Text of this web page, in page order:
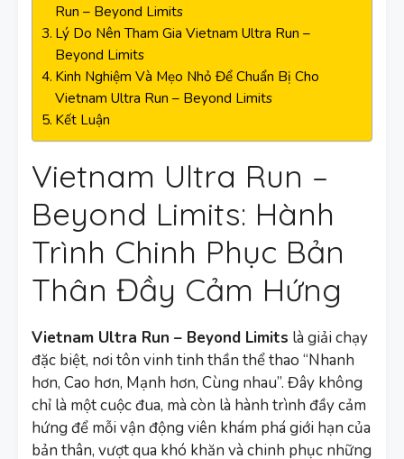
Run – Beyond Limits
Lý Do Nên Tham Gia Vietnam Ultra Run –
Beyond Limits
Kinh Nghiệm Và Mẹo Nhỏ Để Chuẩn Bị Cho
Vietnam Ultra Run – Beyond Limits
Kết Luận
Vietnam Ultra Run –
Beyond Limits: Hành
Trình Chinh Phục Bản
Thân Đầy Cảm Hứng
Vietnam Ultra Run – Beyond Limits là giải chạy
đặc biệt, nơi tôn vinh tinh thần thể thao “Nhanh
hơn, Cao hơn, Mạnh hơn, Cùng nhau”. Đây không
chỉ là một cuộc đua, mà còn là hành trình đầy cảm
hứng để mỗi vận động viên khám phá giới hạn của
bản thân, vượt qua khó khăn và chinh phục những